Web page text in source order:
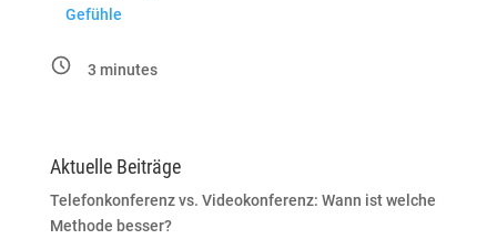
Gefühle
3 minutes
Aktuelle Beiträge
Telefonkonferenz vs. Videokonferenz: Wann ist welche
Methode besser?